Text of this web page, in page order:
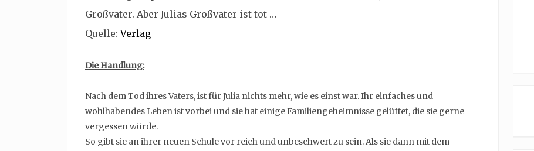
Großvater. Aber Julias Großvater ist tot …
Quelle: Verlag
Die Handlung:
Nach dem Tod ihres Vaters, ist für Julia nichts mehr, wie es einst war. Ihr einfaches und
wohlhabendes Leben ist vorbei und sie hat einige Familiengeheimnisse gelüftet, die sie gerne
vergessen würde.
So gibt sie an ihrer neuen Schule vor reich und unbeschwert zu sein. Als sie dann mit dem